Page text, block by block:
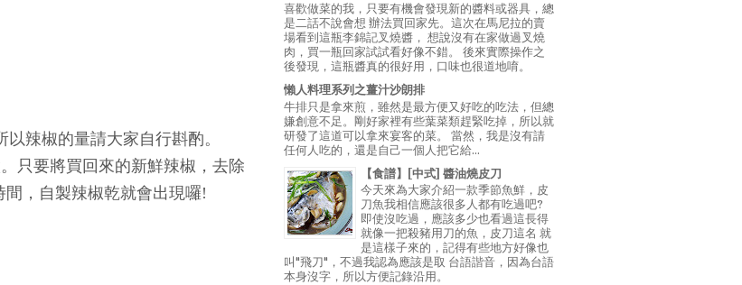
辣椒的量請大家自行斟酌。
只要將買回來的新鮮辣椒，去除
，自製辣椒乾就會出現囉!
喜歡做菜的我，只要有機會發現新的醬料或器具，總
是二話不說會想 辦法買回家先。這次在馬尼拉的賣
場看到這瓶李錦記叉燒醬， 想說沒有在家做過叉燒
肉，買一瓶回家試試看好像不錯。 後來實際操作之
後發現，這瓶醬真的很好用，口味也很道地唷。
懶人料理系列之薑汁沙朗排
牛排只是拿來煎，雖然是最方便又好吃的吃法，但總
嫌創意不足。剛好家裡有些葉菜類趕緊吃掉，所以就
研發了這道可以拿來宴客的菜。 當然，我是沒有請
任何人吃的，還是自己一個人把它給...
【食譜】[中式] 醬油燒皮刀
今天來為大家介紹一款季節魚鮮，皮
刀魚我相信應該很多人都有吃過吧?
即使沒吃過，應該多少也看過這長得
就像一把殺豬用刀的魚，皮刀這名 就
是這樣子來的，記得有些地方好像也
叫"飛刀"，不過我認為應該是取 台語諧音，因為台語
本身沒字，所以方便記錄沿用。